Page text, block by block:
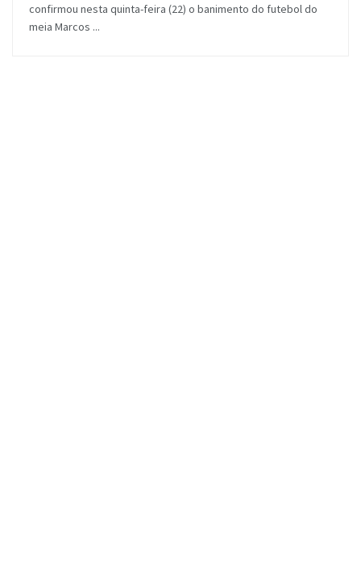
confirmou nesta quinta-feira (22) o banimento do futebol do
meia Marcos ...